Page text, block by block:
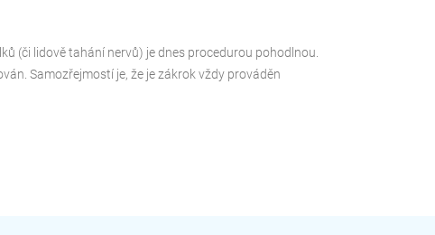
(či lidově tahání nervů) je dnes procedurou pohodlnou.
Samozřejmostí je, že je zákrok vždy prováděn